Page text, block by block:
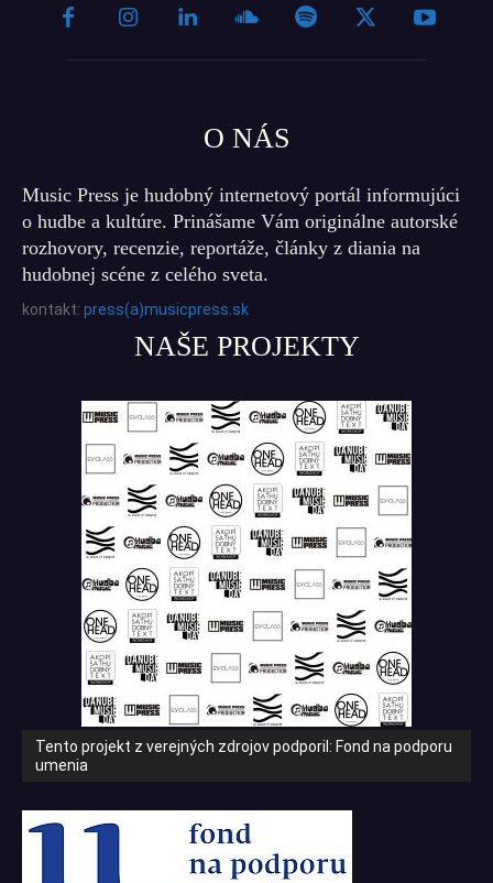
O NÁS
Music Press je hudobný internetový portál informujúci
o hudbe a kultúre. Prinášame Vám originálne autorské
rozhovory, recenzie, reportáže, články z diania na
hudobnej scéne z celého sveta.
kontakt: press(a)musicpress.sk
NAŠE PROJEKTY
Tento projekt z verejných zdrojov podporil: Fond na podporu
umenia